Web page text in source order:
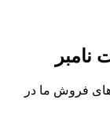
های فروش ما در